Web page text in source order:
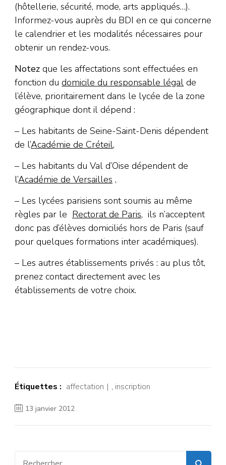
(hôtellerie, sécurité, mode, arts appliqués…).
Informez-vous auprès du BDI en ce qui concerne
le calendrier et les modalités nécessaires pour
obtenir un rendez-vous.
Notez que les affectations sont effectuées en
fonction du domicile du responsable légal de
l’élève, prioritairement dans le lycée de la zone
géographique dont il dépend :
– Les habitants de Seine-Saint-Denis dépendent
de l’Académie de Créteil,
– Les habitants du Val d’Oise dépendent de
l’Académie de Versailles ,
– Les lycées parisiens sont soumis au même
règles par le Rectorat de Paris, ils n’acceptent
donc pas d’élèves domiciliés hors de Paris (sauf
pour quelques formations inter académiques).
– Les autres établissements privés : au plus tôt,
prenez contact directement avec les
établissements de votre choix.
Étiquettes : affectation , inscription
13 janvier 2012